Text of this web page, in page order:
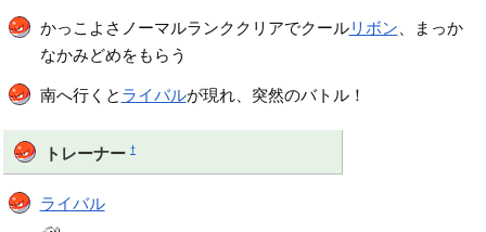
かっこよさノーマルランククリアでクールリボン 、まっか
なかみどめをもらう
南へ行くと ライバルが現れ、突然のバトル！
トレーナー †
ライバル